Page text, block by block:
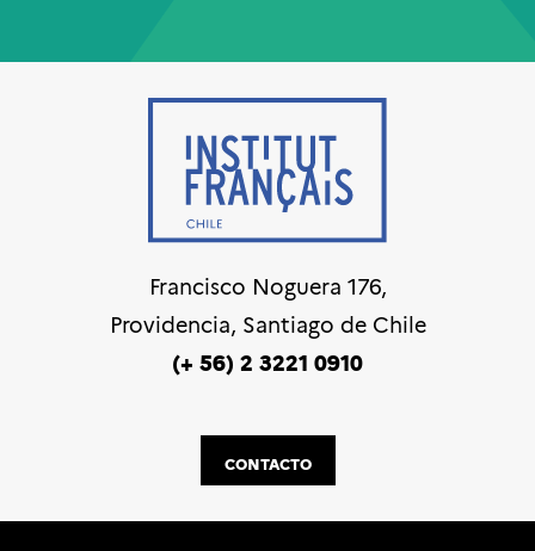
Francisco Noguera 176,
Providencia, Santiago de Chile
(+ 56) 2 3221 0910
CONTACTO